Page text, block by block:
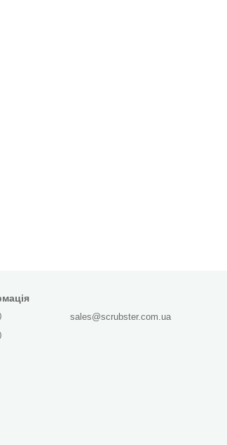
sales@scrubster.com.ua